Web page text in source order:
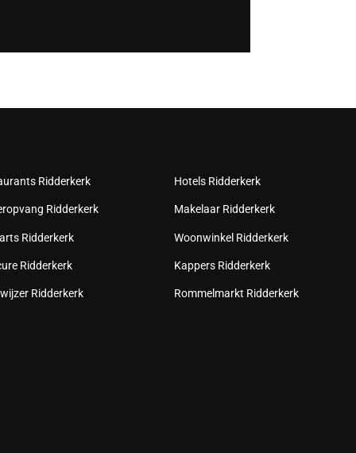
Ridderkerk
Ridderkerk
Ridderkerk
Ridderkerk
Ridderkerk
Hotels Ridderkerk
Makelaar Ridderkerk
Woonwinkel Ridderkerk
Kappers Ridderkerk
Rommelmarkt Ridderkerk